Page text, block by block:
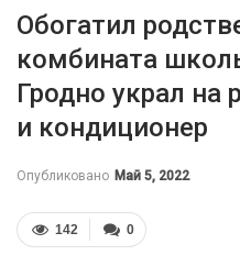
Обогатил
комбината
Гродно украл на
и кондиционер
Опубликовано Май 5, 2022
0
142